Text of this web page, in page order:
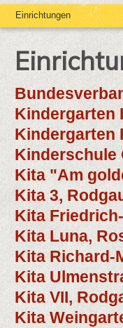
Einrichtungen
Kindergarten
Kindergarten
Kinderschule
Kita "Am
Kita 3,
Kita
Kita Luna,
Kita Richard-
Kita
Kita VII,
Kita